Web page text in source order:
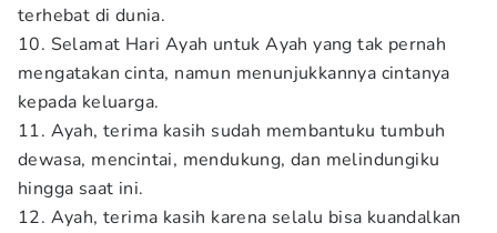
terhebat di dunia.
10. Selamat Hari Ayah untuk Ayah yang tak pernah
mengatakan cinta, namun menunjukkannya cintanya
kepada keluarga.
11. Ayah, terima kasih sudah membantuku tumbuh
dewasa, mencintai, mendukung, dan melindungiku
hingga saat ini.
12. Ayah, terima kasih karena selalu bisa kuandalkan